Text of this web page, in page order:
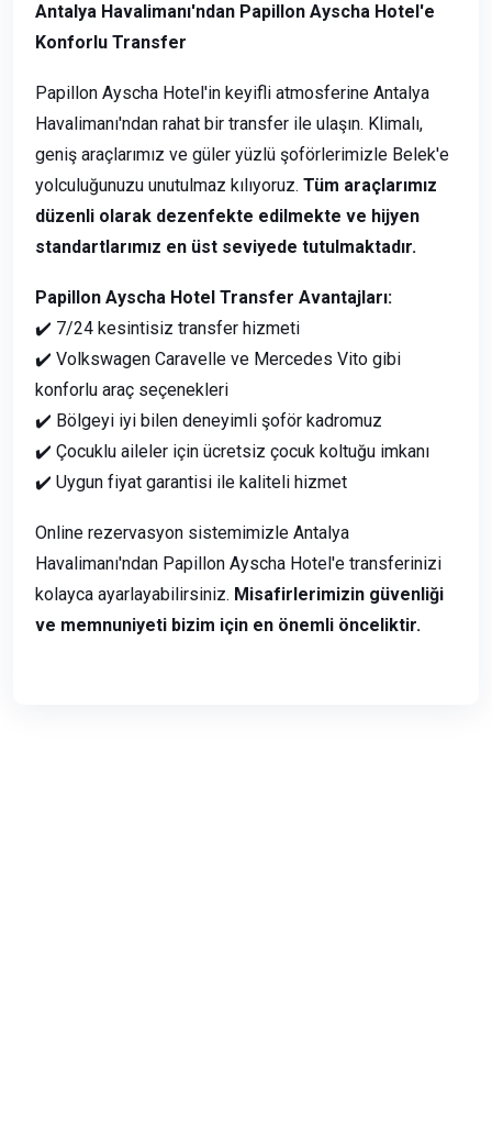
Antalya Havalimanı'ndan Papillon Ayscha Hotel'e
Konforlu Transfer
Papillon Ayscha Hotel'in keyifli atmosferine Antalya
Havalimanı'ndan rahat bir transfer ile ulaşın. Klimalı,
geniş araçlarımız ve güler yüzlü şoförlerimizle Belek'e
yolculuğunuzu unutulmaz kılıyoruz. Tüm araçlarımız
düzenli olarak dezenfekte edilmekte ve hijyen
standartlarımız en üst seviyede tutulmaktadır.
Papillon Ayscha Hotel Transfer Avantajları:
✔️ 7/24 kesintisiz transfer hizmeti
✔️ Volkswagen Caravelle ve Mercedes Vito gibi
konforlu araç seçenekleri
✔️ Bölgeyi iyi bilen deneyimli şoför kadromuz
✔️ Çocuklu aileler için ücretsiz çocuk koltuğu imkanı
✔️ Uygun fiyat garantisi ile kaliteli hizmet
Online rezervasyon sistemimizle Antalya
Havalimanı'ndan Papillon Ayscha Hotel'e transferinizi
kolayca ayarlayabilirsiniz. Misafirlerimizin güvenliği
ve memnuniyeti bizim için en önemli önceliktir.